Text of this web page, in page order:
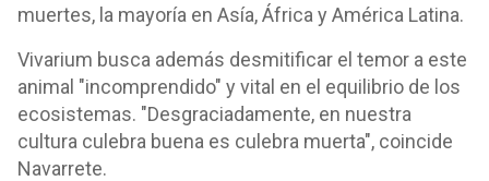
muertes, la mayoría en Asía, África y América Latina.
Vivarium busca además desmitificar el temor a este
animal "incomprendido" y vital en el equilibrio de los
ecosistemas. "Desgraciadamente, en nuestra
cultura culebra buena es culebra muerta", coincide
Navarrete.